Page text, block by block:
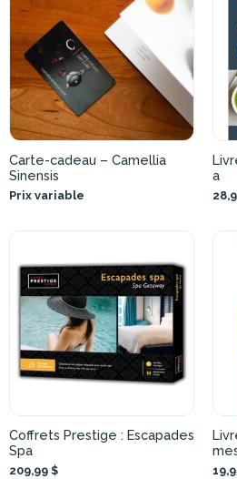
Carte-cadeau – Camellia
Sinensis
Prix variable
a
Coffrets Prestige : Escapades
Spa
209,99 $